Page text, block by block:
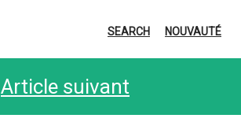
SEARCH NOUVAUTÉ
Article suivant